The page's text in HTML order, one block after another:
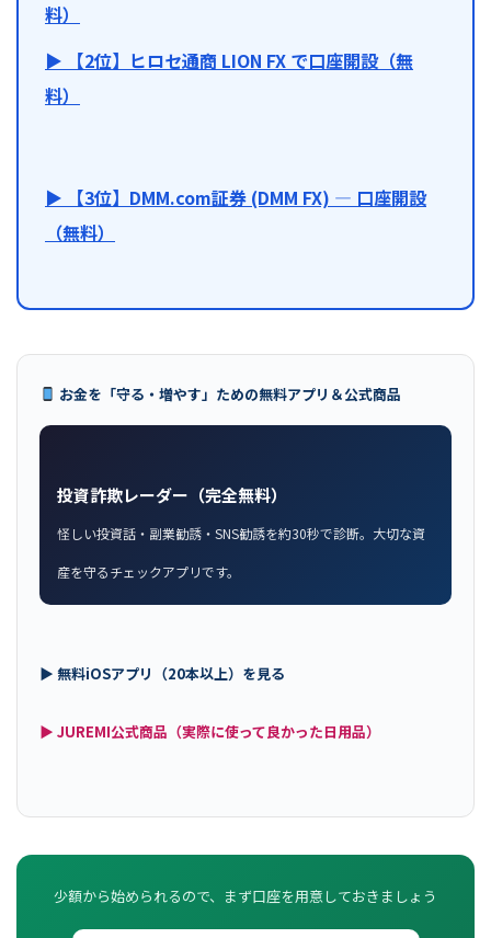
料）
▶ 【2位】ヒロセ通商 LION FX で口座開設（無
料）
▶ 【3位】DMM.com証券 (DMM FX) — 口座開設
（無料）
お金を「守る・増やす」ための無料アプリ＆公式商品
投資詐欺レーダー（完全無料）
怪しい投資話・副業勧誘・SNS勧誘を約30秒で診断。大切な資
産を守るチェックアプリです。
▶ 無料iOSアプリ（20本以上）を見る
▶ JUREMI公式商品（実際に使って良かった日用品）
少額から始められるので、まず口座を用意しておきましょう